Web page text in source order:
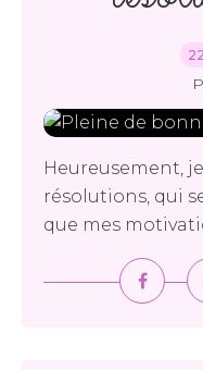
Heureusement,
résolutions, qui
que mes